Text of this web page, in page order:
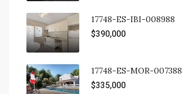
17748-ES-IBI-008988
$390,000
17748-ES-MOR-007388
$335,000